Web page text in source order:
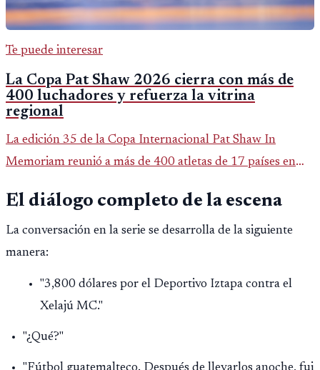
Te puede interesar
La Copa Pat Shaw 2026 cierra con más de
400 luchadores y refuerza la vitrina
regional
La edición 35 de la Copa Internacional Pat Shaw In
Memoriam reunió a más de 400 atletas de 17 países en
delegación nacional, según el balance oficial de CDAG.
El diálogo completo de la escena
La conversación en la serie se desarrolla de la siguiente
manera:
"3,800 dólares por el Deportivo Iztapa contra el
Xelajú MC."
"¿Qué?"